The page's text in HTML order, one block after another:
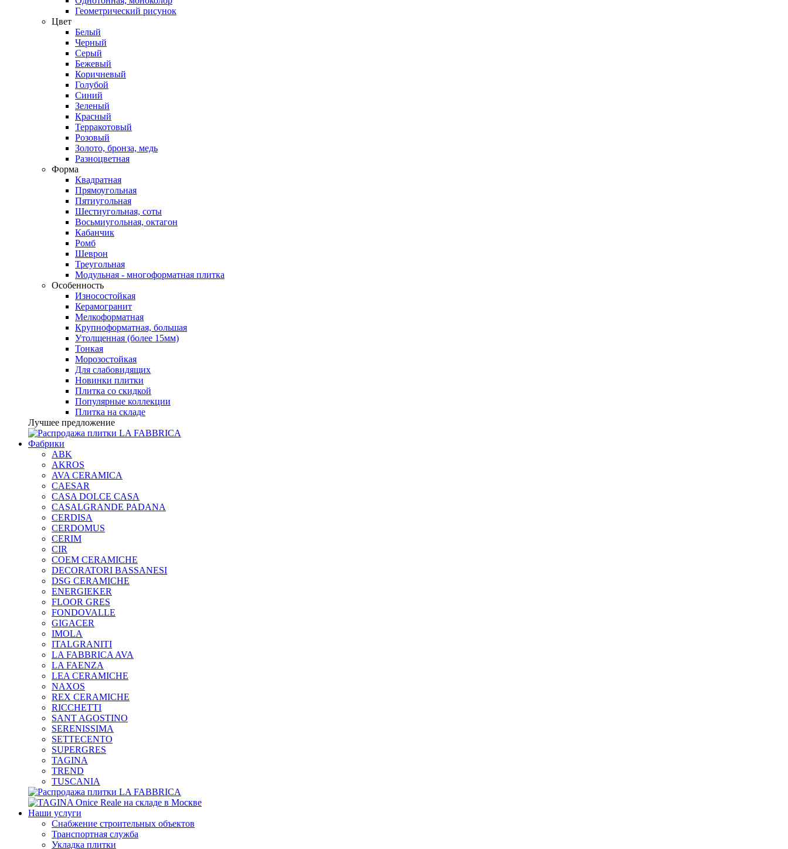
Геометрический рисунок
Цвет
Белый
Черный
Серый
Бежевый
Коричневый
Голубой
Синий
Зеленый
Красный
Терракотовый
Розовый
Золото, бронза, медь
Разноцветная
Форма
Квадратная
Прямоугольная
Пятиугольная
Шестиугольная, соты
Восьмиугольная, октагон
Кабанчик
Ромб
Шеврон
Треугольная
Модульная - многоформатная плитка
Особенность
Износостойкая
Керамогранит
Мелкоформатная
Крупноформатная, большая
Утолщенная (более 15мм)
Тонкая
Морозостойкая
Для слабовидящих
Новинки плитки
Плитка со скидкой
Популярные коллекции
Плитка на складе
Лучшее предложение
Фабрики
ABK
AKROS
AVA CERAMICA
CAESAR
CASA DOLCE CASA
CASALGRANDE PADANA
CERDISA
CERDOMUS
CERIM
CIR
COEM CERAMICHE
DECORATORI BASSANESI
DSG CERAMICHE
ENERGIEKER
FLOOR GRES
FONDOVALLE
GIGACER
IMOLA
ITALGRANITI
LA FABBRICA AVA
LA FAENZA
LEA CERAMICHE
NAXOS
REX CERAMICHE
RICCHETTI
SANT AGOSTINO
SERENISSIMA
SETTECENTO
SUPERGRES
TAGINA
TREND
TUSCANIA
Наши услуги
Снабжение строительных объектов
Транспортная служба
Укладка плитки